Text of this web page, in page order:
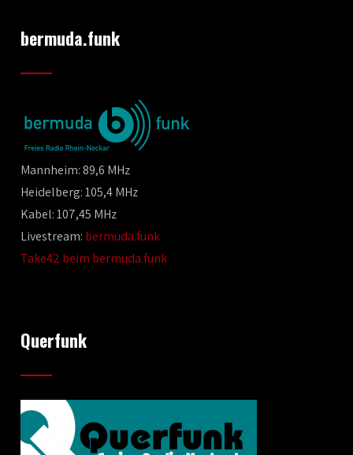
bermuda.funk
Mannheim: 89,6 MHz
Heidelberg: 105,4 MHz
Kabel: 107,45 MHz
Livestream: bermuda.funk
Take42 beim bermuda.funk
Querfunk